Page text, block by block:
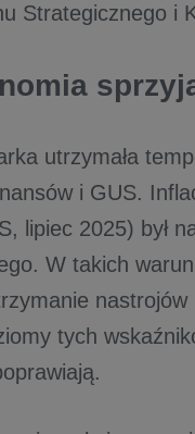
Strategicznego i
utrzymała
i GUS.
lipiec 2025) był
W takich
tych